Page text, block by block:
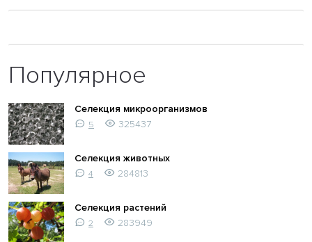
Популярное
Селекция микроорганизмов
5 325437
Селекция животных
4 284813
Селекция растений
2 283949